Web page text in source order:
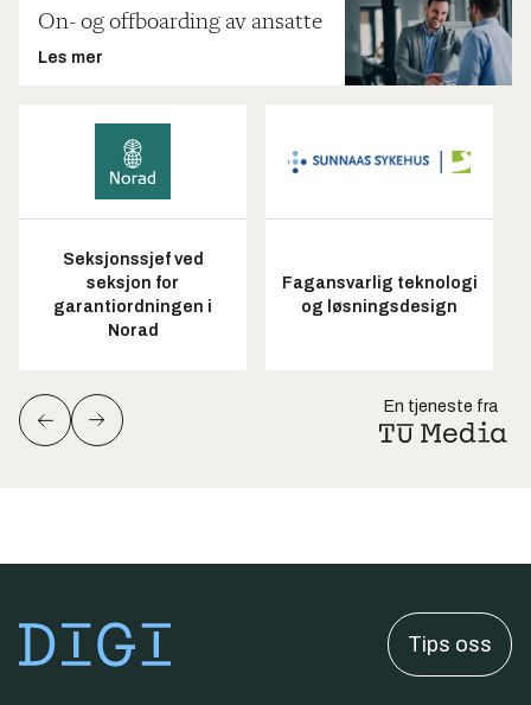
On- og offboarding av ansatte
Les mer
Seksjonssjef ved
seksjon for
garantiordningen i
Norad
Fagansvarlig teknologi
og løsningsdesign
En tjeneste fra
Tips oss